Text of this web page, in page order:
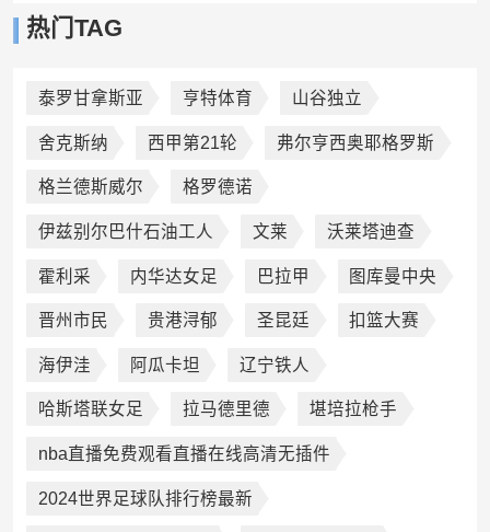
热门TAG
泰罗甘拿斯亚 亨特体育 山谷独立
舍克斯纳 西甲第21轮 弗尔亨西奥耶格罗斯
格兰德斯威尔 格罗德诺
伊兹别尔巴什石油工人 文莱 沃莱塔迪查
霍利采 内华达女足 巴拉甲 图库曼中央
晋州市民 贵港浔郁 圣昆廷 扣篮大赛
海伊洼 阿瓜卡坦 辽宁铁人
哈斯塔联女足 拉马德里德 堪培拉枪手
nba直播免费观看直播在线高清无插件
2024世界足球队排行榜最新